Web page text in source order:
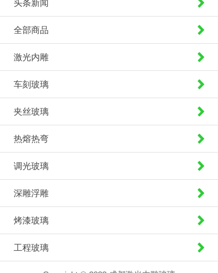
头条新闻
全部商品
激光内雕
车刻玻璃
夹丝玻璃
热熔热弯
调光玻璃
深雕浮雕
烤漆玻璃
工程玻璃